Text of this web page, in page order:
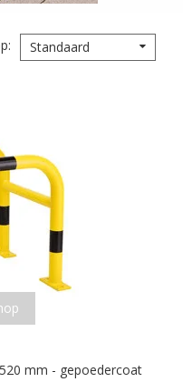
Standaard
mm - gepoedercoat